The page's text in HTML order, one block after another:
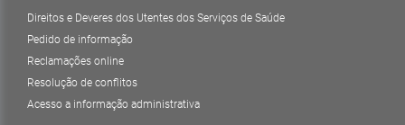
Direitos e Deveres dos Utentes dos Serviços de Saúde
Pedido de informação
Reclamações online
Resolução de conflitos
Acesso a informação administrativa